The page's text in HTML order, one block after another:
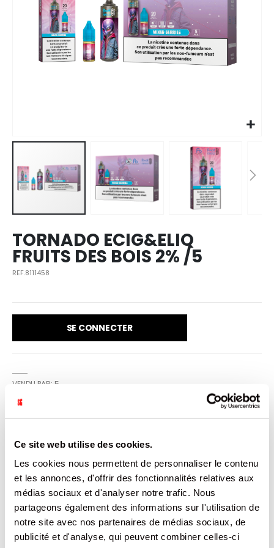
Ce site web utilise des cookies.
Les cookies nous permettent de personnaliser le contenu
et les annonces, d'offrir des fonctionnalités relatives aux
médias sociaux et d'analyser notre trafic. Nous
partageons également des informations sur l'utilisation de
notre site avec nos partenaires de médias sociaux, de
publicité et d'analyse, qui peuvent combiner celles-ci
Skip to
beginning
images
gallery
TORNADO ECIG&ELIQ
FRUITS DES BOIS 2% /5
REF.8111458
SE CONNECTER
VENDU PAR: 5
Plus
d’informations
3661075372118
5
Suisse
Non
28
WITHOUT EMBALLAGE